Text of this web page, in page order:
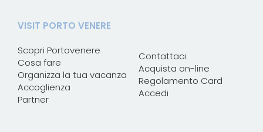
VISIT PORTO VENERE
Scopri Portovenere
Cosa fare
Organizza la tua vacanza
Accoglienza
Partner
Contattaci
Acquista on-line
Regolamento Card
Accedi